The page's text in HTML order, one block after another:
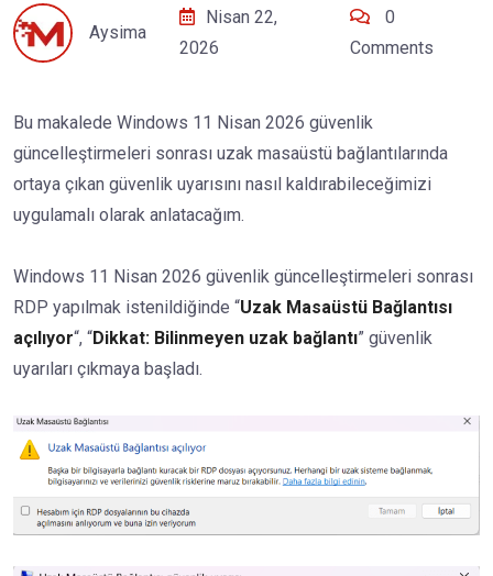
Aysima
Nisan 22,
2026
0
Comments
Bu makalede Windows 11 Nisan 2026 güvenlik
güncelleştirmeleri sonrası uzak masaüstü bağlantılarında
ortaya çıkan güvenlik uyarısını nasıl kaldırabileceğimizi
uygulamalı olarak anlatacağım.
Windows 11 Nisan 2026 güvenlik güncelleştirmeleri sonrası
RDP yapılmak istenildiğinde “Uzak Masaüstü Bağlantısı
açılıyor“, “Dikkat: Bilinmeyen uzak bağlantı” güvenlik
uyarıları çıkmaya başladı.